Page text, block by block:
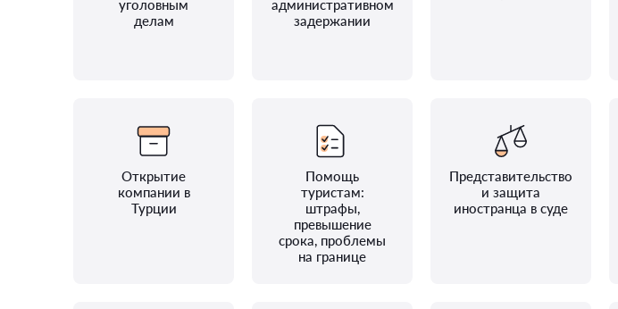
уголовным
делам
административном
задержании
Открытие
компании в
Турции
Помощь
туристам:
штрафы,
превышение
срока, проблемы
на границе
Представительство
и защита
иностранца в суде